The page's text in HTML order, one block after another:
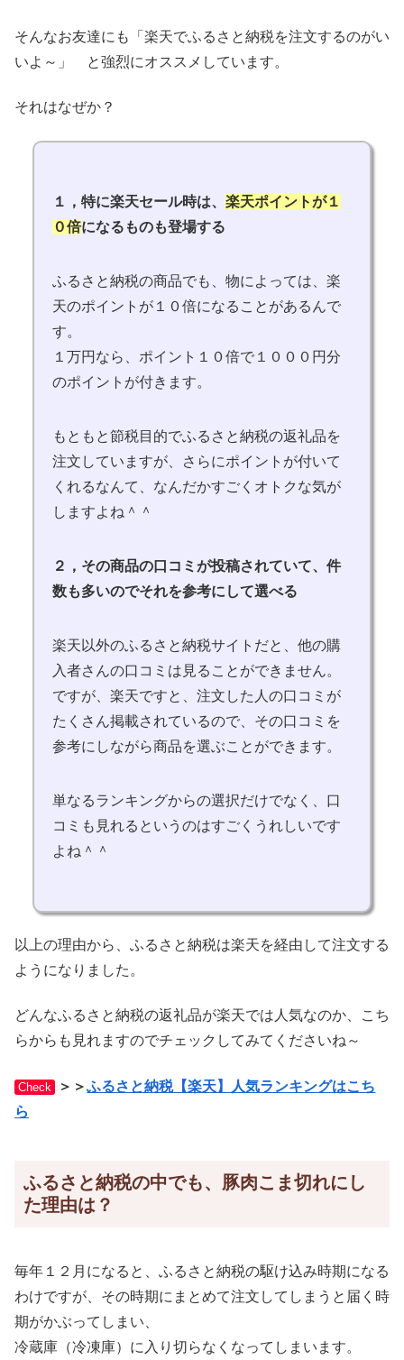
そんなお友達にも「楽天でふるさと納税を注文するのがい
いよ～」 と強烈にオススメしています。
それはなぜか？
１，特に楽天セール時は、 楽天ポイントが１
０倍になるものも登場する
ふるさと納税の商品でも、物によっては、楽
天のポイントが１０倍になることがあるんで
す。
１万円なら、ポイント１０倍で１０００円分
のポイントが付きます。
もともと節税目的でふるさと納税の返礼品を
注文していますが、さらにポイントが付いて
くれるなんて、なんだかすごくオトクな気が
しますよね＾＾
２，その商品の口コミが投稿されていて、件
数も多いのでそれを参考にして選べる
楽天以外のふるさと納税サイトだと、他の購
入者さんの口コミは見ることができません。
ですが、楽天ですと、注文した人の口コミが
たくさん掲載されているので、その口コミを
参考にしながら商品を選ぶことができます。
単なるランキングからの選択だけでなく、口
コミも見れるというのはすごくうれしいです
よね＾＾
以上の理由から、ふるさと納税は楽天を経由して注文する
ようになりました。
どんなふるさと納税の返礼品が楽天では人気なのか、こち
らからも見れますのでチェックしてみてくださいね～
Check ＞＞ふるさと納税【楽天】人気ランキングはこち
ら
ふるさと納税の中でも、豚肉こま切れにし
た理由は？
毎年１２月になると、ふるさと納税の駆け込み時期になる
わけですが、その時期にまとめて注文してしまうと届く時
期がかぶってしまい、
冷蔵庫（冷凍庫）に入り切らなくなってしまいます。